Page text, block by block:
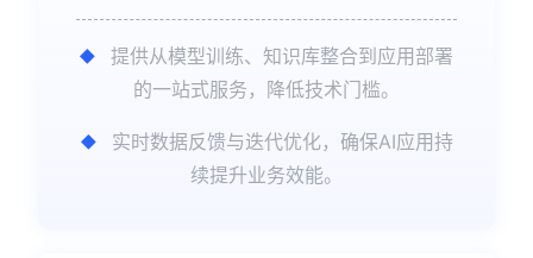
提供从模型训练、知识库整合到应用部署
的一站式服务，降低技术门槛。
实时数据反馈与迭代优化，确保AI应用持
续提升业务效能。